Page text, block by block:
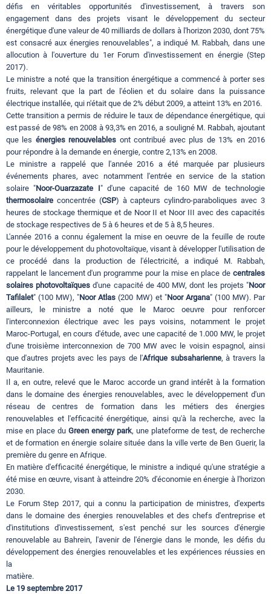
défis en véritables opportunités d'investissement, à travers son
engagement dans des projets visant le développement du secteur
énergétique d'une valeur de 40 milliards de dollars à l'horizon 2030, dont 75%
est consacré aux énergies renouvelables", a indiqué M. Rabbah, dans une
allocution à l'ouverture du 1er Forum d'investissement en énergie (Step
2017).
Le ministre a noté que la transition énergétique a commencé à porter ses
fruits, relevant que la part de l'éolien et du solaire dans la puissance
électrique installée, qui n'était que de 2% début 2009, a atteint 13% en 2016.
Cette transition a permis de réduire le taux de dépendance énergétique, qui
est passé de 98% en 2008 à 93,3% en 2016, a souligné M. Rabbah, ajoutant
que les énergies renouvelables ont contribué avec plus de 13% en 2016
pour répondre à la demande en énergie, contre 2,13% en 2008.
Le ministre a rappelé que l'année 2016 a été marquée par plusieurs
événements phares, avec notamment l'entrée en service de la station
solaire "Noor-Ouarzazate I" d'une capacité de 160 MW de technologie
thermosolaire concentrée (CSP) à capteurs cylindro-paraboliques avec 3
heures de stockage thermique et de Noor II et Noor III avec des capacités
de stockage respectives de 5 à 6 heures et de 5 à 8,5 heures.
L'année 2016 a connu également la mise en oeuvre de la feuille de route
pour le développement du photovoltaïque, visant à développer l'utilisation de
ce procédé dans la production de l'électricité, a indiqué M. Rabbah,
rappelant le lancement d'un programme pour la mise en place de centrales
solaires photovoltaïques d'une capacité de 400 MW, dont les projets "Noor
Tafilalet" (100 MW), "Noor Atlas (200 MW) et "Noor Argana" (100 MW). Par
ailleurs, le ministre a noté que le Maroc oeuvre pour renforcer
l'interconnexion électrique avec les pays voisins, notamment le projet
Maroc-Portugal, en cours d'étude, avec une capacité de 1.000 MW, le projet
d'une troisième interconnexion de 700 MW avec le voisin espagnol, ainsi
que d'autres projets avec les pays de l'Afrique subsaharienne, à travers la
Mauritanie.
Il a, en outre, relevé que le Maroc accorde un grand intérêt à la formation
dans le domaine des énergies renouvelables, avec le développement d'un
réseau de centres de formation dans les métiers des énergies
renouvelables et l'efficacité énergétique, ainsi qu'à la recherche, avec la
mise en place du Green energy park, une plateforme de test, de recherche
et de formation en énergie solaire située dans la ville verte de Ben Guerir, la
première du genre en Afrique.
En matière d'efficacité énergétique, le ministre a indiqué qu'une stratégie a
été mise en œuvre, visant à atteindre 20% d'économie en énergie à l'horizon
2030.
Le Forum Step 2017, qui a connu la participation de ministres, d'experts
dans le domaine des énergies renouvelables et des chefs d'entreprise et
d'institutions d'investissement, s'est penché sur les sources d'énergie
renouvelable au Bahrein, l'avenir de l'énergie dans le monde, les défis du
développement des énergies renouvelables et les expériences réussies en
la
matière.
Le 19 septembre 2017